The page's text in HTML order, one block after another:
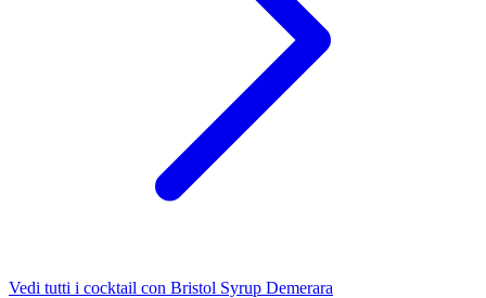
Vedi tutti i cocktail con Bristol Syrup Demerara